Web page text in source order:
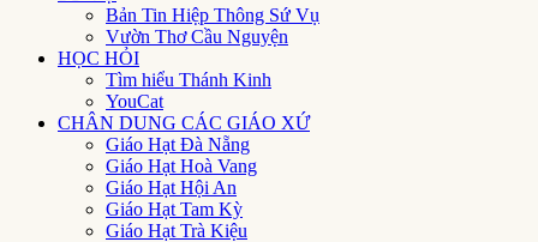
Bản Tin Hiệp Thông Sứ Vụ
Vườn Thơ Cầu Nguyện
HỌC HỎI
Tìm hiểu Thánh Kinh
YouCat
CHÂN DUNG CÁC GIÁO XỨ
Giáo Hạt Đà Nẵng
Giáo Hạt Hoà Vang
Giáo Hạt Hội An
Giáo Hạt Tam Kỳ
Giáo Hạt Trà Kiệu